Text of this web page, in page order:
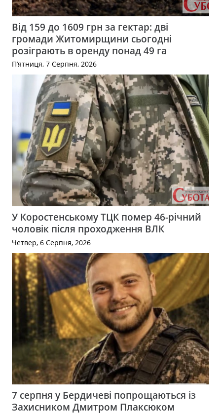
Від 159 до 1609 грн за гектар: дві
громади Житомирщини сьогодні
розіграють в оренду понад 49 га
П’ятниця, 7 Серпня, 2026
У Коростенському ТЦК помер 46-річний
чоловік після проходження ВЛК
Четвер, 6 Серпня, 2026
7 серпня у Бердичеві попрощаються із
Захисником Дмитром Плаксюком